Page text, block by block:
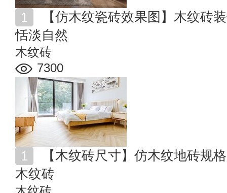
恬淡自然
木纹砖
7300
木纹砖